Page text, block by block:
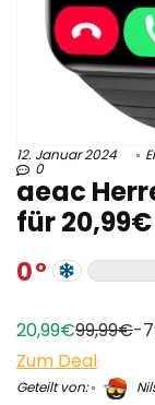
12. Januar 2024
0
aeac
für 20,99€
0
20,99€99,99€-
Zum Deal
Geteilt von: